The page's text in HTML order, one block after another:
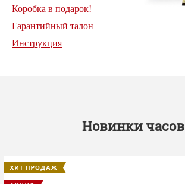
Коробка в подарок!
Гарантийный талон
Инструкция
Новинки часов